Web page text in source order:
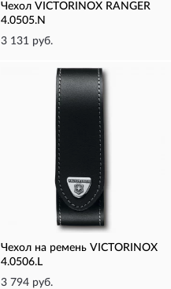
Чехол VICTORINOX RANGER
4.0505.N
3 131 руб.
Чехол на ремень VICTORINOX
4.0506.L
3 794 руб.